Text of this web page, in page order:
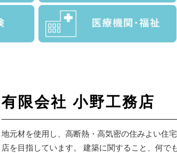
有限会社 小野工務店
地元材を使用し、高断熱・高気密の住みよい住
店を目指しています。 建築に関すること、何で